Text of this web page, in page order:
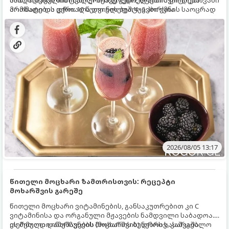
არომატი და ცქრიალა ღვინის ბუშტუკები ქმნის საოცრად
დახვეწილ და მაგრილებელ კოქტეილს.
მომზადების დრო: 10 წუთი ულუფა: 4–6 პორცია
2026/08/05 13:17
წითელი მოცხარი ზამთრისთვის: რეცეპტი
მოხარშვის გარეშე
წითელი მოცხარი ვიტამინების, განსაკუთრებით კი C
ვიტამინისა და ორგანული მჟავების ნამდვილი საბადოა.
თერმული დამუშავების (მოხარშვის) დროს სასარგებლო
ეს მეთოდი ინარჩუნებს მოცხარის ბუნებრივ, კაშკაშა